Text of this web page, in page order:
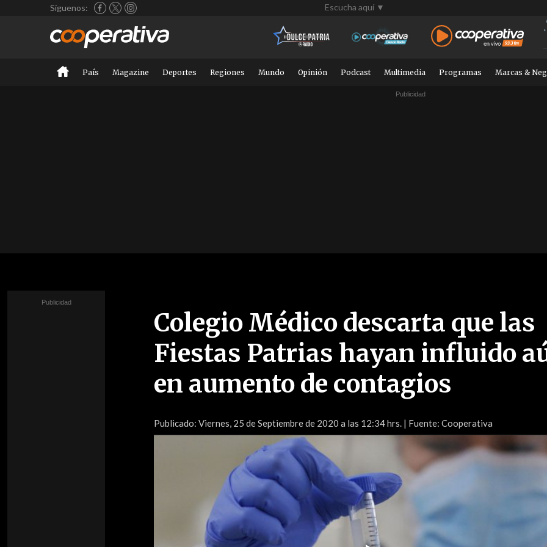
Síguenos: Escucha aquí ▼
País Magazine Deportes Regiones Mundo Opinión Podcast Multimedia Programas Marcas &
Colegio Médico descarta que las
Fiestas Patrias hayan influido
en aumento de contagios
Publicado: Viernes, 25 de Septiembre de 2020 a las 12:34 hrs. | Fuente: Cooperativa